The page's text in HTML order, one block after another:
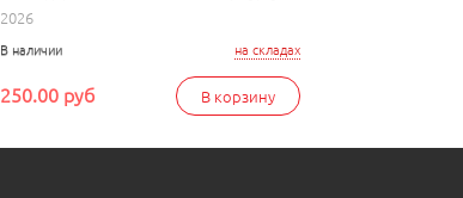
2026
на складах
В наличии
В корзину
250.00 руб